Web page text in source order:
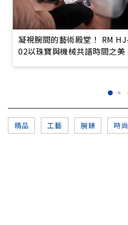
凝視腕間的藝術殿堂！ RM HJ-
02以珠寶與機械共譜時間之美
精品 工藝 腕錶 時尚